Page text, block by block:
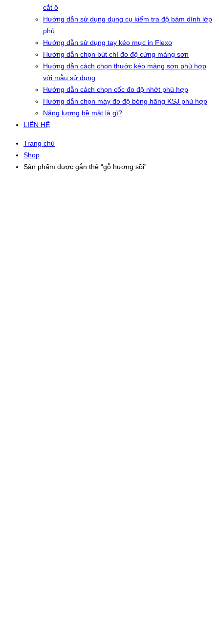
cắt ô
Hướng dẫn sử dụng dụng cụ kiểm tra độ bám dính lớp
phủ
Hướng dẫn sử dụng tay kéo mực in Flexo
Hướng dẫn chọn bút chì đo độ cứng màng sơn
Hướng dẫn cách chọn thước kéo màng sơn phù hợp
với mẫu sử dụng
Hướng dẫn cách chọn cốc đo độ nhớt phù hợp
Hướng dẫn chọn máy đo độ bóng hãng KSJ phù hợp
Năng lượng bề mặt là gì?
LIÊN HỆ
Trang chủ
Shop
Sản phẩm được gắn thẻ “gỗ hương sồi”